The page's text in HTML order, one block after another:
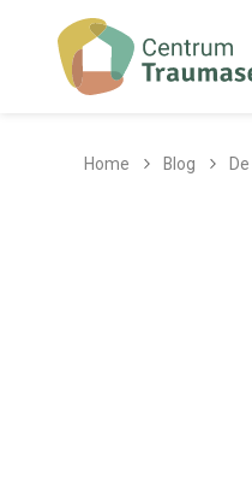
Overslaan en naar de
Home Blog